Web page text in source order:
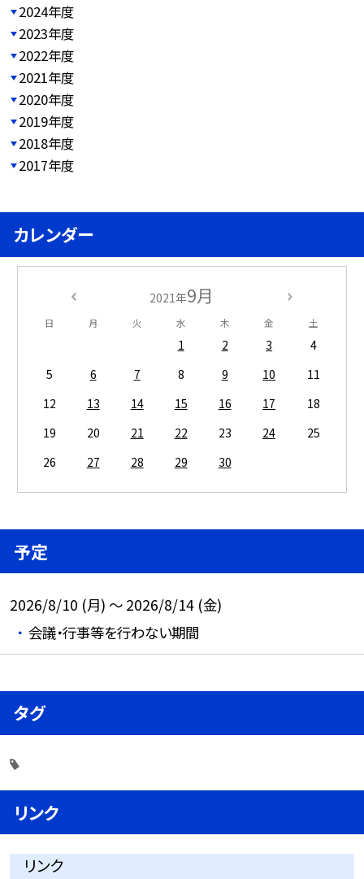
2024年度
2023年度
2022年度
2021年度
2020年度
2019年度
2018年度
2017年度
カレンダー
2021年9月
日 月 火 水 木 金 土
1 2 3
4
5
6 7 8 9 10
11
12
13 14 15 16 17
18
19
20 21 22 23 24
25
26
27 28 29 30
予定
2026/8/10 (月) ～ 2026/8/14 (金)
会議・行事等を行わない期間
タグ
リンク
リンク